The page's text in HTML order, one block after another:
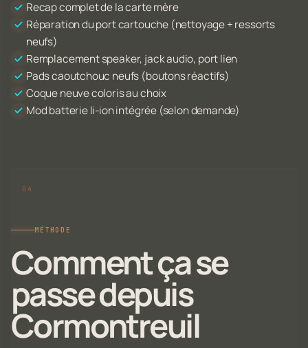
Recap complet de la carte mère
Réparation du port cartouche (nettoyage + ressorts
neufs)
Remplacement speaker, jack audio, port lien
Pads caoutchouc neufs (boutons réactifs)
Coque neuve coloris au choix
Mod batterie li-ion intégrée (selon demande)
MÉTHODE
Comment ça se
passe depuis
Cormontreuil